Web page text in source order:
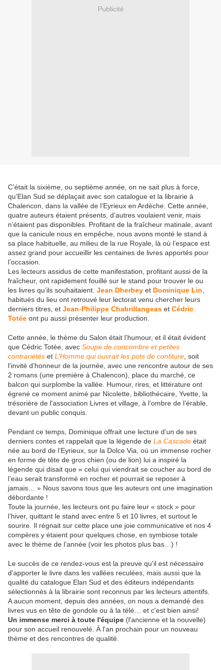
Publicité
C’était la sixième, ou septième année, on ne sait plus à force,
qu’Elan Sud se déplaçait avec son catalogue et la librairie à
Chalencon, dans la vallée de l’Eyrieux en Ardèche. Cette année,
quatre auteurs étaient présents, d’autres voulaient venir, mais
n’étaient pas disponibles. Profitant de la fraîcheur matinale, avant
que la canicule nous en empêche, nous avons monté le stand à
sa place habituelle, au milieu de la rue Royale, là où l’espace est
assez grand pour accueillir les centaines de livres apportés pour
l’occasion.
Les lecteurs assidus de cette manifestation, profitant aussi de la
fraîcheur, ont rapidement fouillé sur le stand pour trouver le ou
les livres qu’ils souhaitaient. Jean Dherbey et Dominique Lin
habitués du lieu ont retrouvé leur lectorat venu chercher leurs
derniers titres, et Jean-Philippe Chabrillangeas et Cédric
Totée ont pu aussi présenter leur production.
Cette année, le thème du Salon était l’humour, et il était évident
que Cédric Totée, avec Soupe de concombre et petites
contrariétés et L’Homme qui ouvrait les pots de confiture , soit
l’invité d’honneur de la journée, avec une rencontre autour de ses
2 romans (une première à Chalencon), place du marché, ce
balcon qui surplombe la vallée. Humour, rires, et littérature ont
égrené ce moment animé par Nicolette, bibliothécaire, Yvette, la
trésorière de l'association Livres et village, à l’ombre de l’érable,
devant un public conquis.
Pendant ce temps, Dominique offrait une lecture d’un de ses
derniers contes et rappelait que la légende de La Cascade était
née au bord de l’Eyrieux, sur la Dolce Via, où un immense rocher
en forme de tête de gros chien (ou de lion) lui a inspiré la
légende qui disait que « celui qui viendrait se coucher au bord de
l’eau serait transformé en rocher et pourrait se reposer à
jamais… » Nous savons tous que les auteurs ont une imagination
débordante !
Toute la journée, les lecteurs ont pu faire leur « stock » pour
l’hiver, quittant le stand avec entre 5 et 10 livres, et surtout le
sourire. Il régnait sur cette place une joie communicative et nos 4
compères y étaient pour quelques chose, en symbiose totale
avec le thème de l’année (voir les photos plus bas…) !
Le succès de ce rendez-vous est la preuve qu'il est nécessaire
d'apporter le livre dans les vallées reculées, mais aussi que la
qualité du catalogue Elan Sud et des éditeurs indépendants
sélectionnés à la librairie sont reconnus par les lecteurs attentifs.
A aucun moment, depuis des années, on nous a demandé des
livres vus en tête de gondole ou à la télé… et c'est bien ainsi!
Un immense merci à toute l'équipe (l'ancienne et la nouvelle)
pour son accueil renouvelé. À l'an prochain pour un nouveau
thème et des rencontres de qualité.